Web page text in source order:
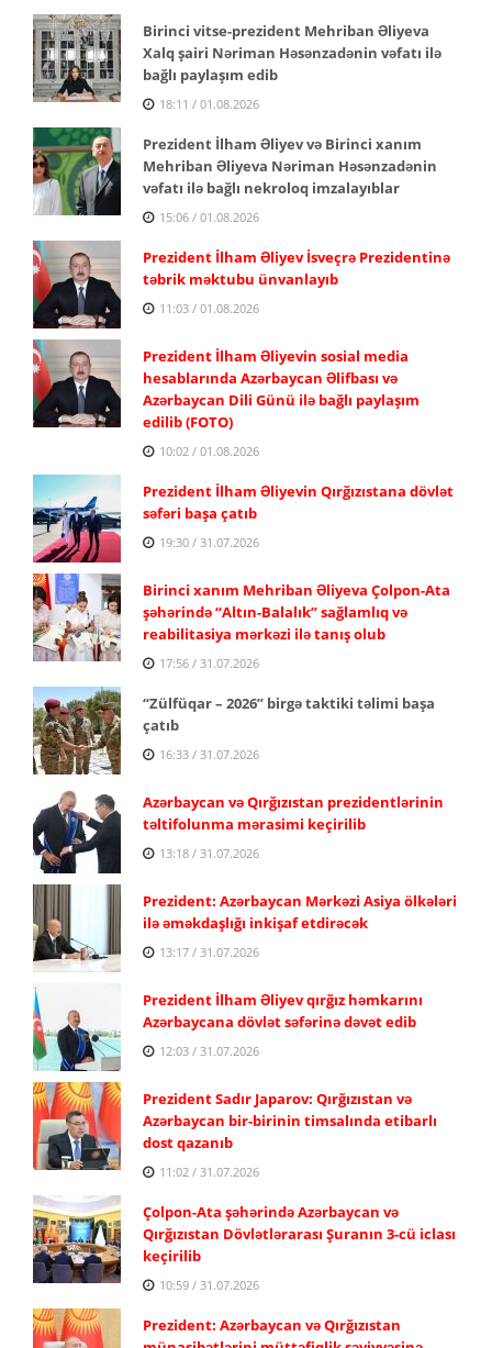
Birinci vitse-prezident Mehriban Əliyeva
Xalq şairi Nəriman Həsənzadənin vəfatı ilə
bağlı paylaşım edib
18:11 / 01.08.2026
Prezident İlham Əliyev və Birinci xanım
Mehriban Əliyeva Nəriman Həsənzadənin
vəfatı ilə bağlı nekroloq imzalayıblar
15:06 / 01.08.2026
Prezident İlham Əliyev İsveçrə Prezidentinə
təbrik məktubu ünvanlayıb
11:03 / 01.08.2026
Prezident İlham Əliyevin sosial media
hesablarında Azərbaycan Əlifbası və
Azərbaycan Dili Günü ilə bağlı paylaşım
edilib (FOTO)
10:02 / 01.08.2026
Prezident İlham Əliyevin Qırğızıstana dövlət
səfəri başa çatıb
19:30 / 31.07.2026
Birinci xanım Mehriban Əliyeva Çolpon-Ata
şəhərində “Altın-Balalık” sağlamlıq və
reabilitasiya mərkəzi ilə tanış olub
17:56 / 31.07.2026
“Zülfüqar – 2026” birgə taktiki təlimi başa
çatıb
16:33 / 31.07.2026
Azərbaycan və Qırğızıstan prezidentlərinin
təltifolunma mərasimi keçirilib
13:18 / 31.07.2026
Prezident: Azərbaycan Mərkəzi Asiya ölkələri
ilə əməkdaşlığı inkişaf etdirəcək
13:17 / 31.07.2026
Prezident İlham Əliyev qırğız həmkarını
Azərbaycana dövlət səfərinə dəvət edib
12:03 / 31.07.2026
Prezident Sadır Japarov: Qırğızıstan və
Azərbaycan bir-birinin timsalında etibarlı
dost qazanıb
11:02 / 31.07.2026
Çolpon-Ata şəhərində Azərbaycan və
Qırğızıstan Dövlətlərarası Şuranın 3-cü iclası
keçirilib
10:59 / 31.07.2026
Prezident: Azərbaycan və Qırğızıstan